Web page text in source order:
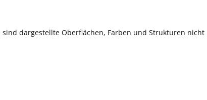
dargestellte Oberflächen, Farben und Strukturen nicht